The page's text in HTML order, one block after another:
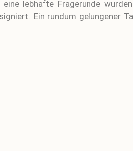
eine lebhafte Fragerunde
Ein rundum gelungener